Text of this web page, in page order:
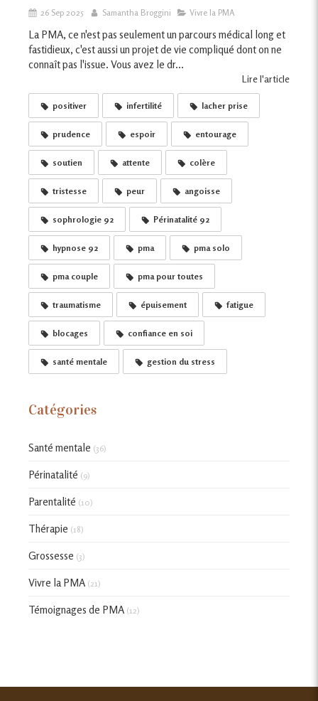
26 Sep 2025 Samantha Broggini Vivre la PMA
La PMA, ce n'est pas seulement un parcours médical long et
fastidieux, c'est aussi un projet de vie compliqué dont on ne
connaît pas l'issue. Vous avez le dr...
Lire l'article
positiver infertilité lacher prise
prudence espoir entourage
soutien attente colère
tristesse peur angoisse
sophrologie 92 Périnatalité 92
hypnose 92 pma pma solo
pma couple pma pour toutes
traumatisme épuisement fatigue
blocages confiance en soi
santé mentale gestion du stress
Catégories
Santé mentale (36)
Périnatalité (9)
Parentalité (10)
Thérapie (18)
Grossesse (3)
Vivre la PMA (21)
Témoignages de PMA (12)